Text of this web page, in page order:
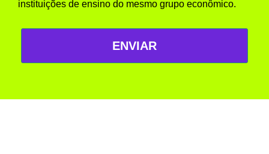
instituições de ensino do mesmo grupo econômico.
ENVIAR